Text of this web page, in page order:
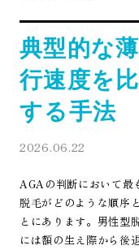
典型的な
行速度を
する手法
2026.06.22
AGAの判断において最
脱毛がどのような順序
とにあります。男性型
には額の生え際から後